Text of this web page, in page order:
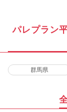
パレプラン
群馬県